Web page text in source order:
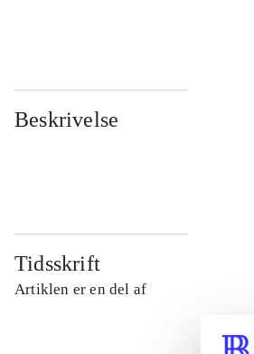
Beskrivelse
Tidsskrift
Artiklen er en del af